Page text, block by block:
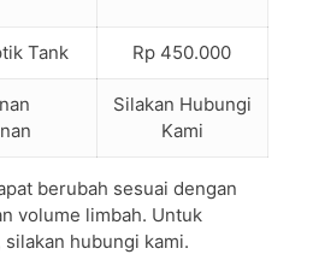
Tank Rp 450.000
Silakan Hubungi
Kami
berubah sesuai dengan
volume limbah. Untuk
hubungi kami.